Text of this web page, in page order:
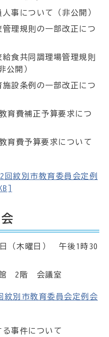
事について（非公開）
理規則の一部改正につ
食共同調理場管理規則
公開）
設条例の一部改正につ
育費補正予算要求につ
育費予算要求について
回紋別市教育委員会定例
日（木曜日） 午後1時30
館 2階 会議室
紋別市教育委員会定例会
事件について